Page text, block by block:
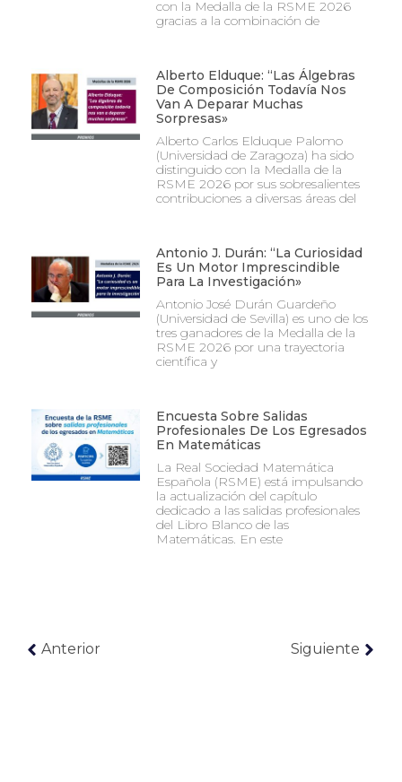
con la Medalla de la RSME 2026
gracias a la combinación de
Alberto Elduque: “Las Álgebras
De Composición Todavía Nos
Van A Deparar Muchas
Sorpresas»
Alberto Carlos Elduque Palomo
(Universidad de Zaragoza) ha sido
distinguido con la Medalla de la
RSME 2026 por sus sobresalientes
contribuciones a diversas áreas del
Antonio J. Durán: “La Curiosidad
Es Un Motor Imprescindible
Para La Investigación»
Antonio José Durán Guardeño
(Universidad de Sevilla) es uno de los
tres ganadores de la Medalla de la
RSME 2026 por una trayectoria
científica y
Encuesta Sobre Salidas
Profesionales De Los Egresados
En Matemáticas
La Real Sociedad Matemática
Española (RSME) está impulsando
la actualización del capítulo
dedicado a las salidas profesionales
del Libro Blanco de las
Matemáticas. En este
Anterior Siguiente